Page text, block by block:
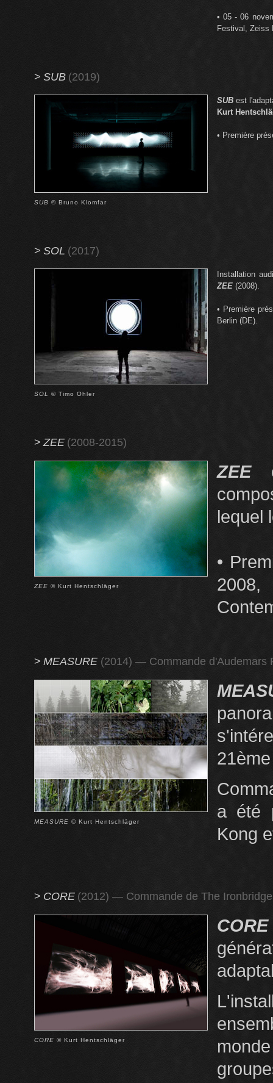
• 05 - 06
Festival, Zeiss
> SUB (2019)
SUB © Bruno Klomfar
SUBest
Kurt
• Première
> SOL (2017)
SOL © Timo Ohler
Installation
ZEE(2008).
• Première
Berlin (DE).
> ZEE (2008-2015)
ZEE © Kurt Hentschläger
ZEE
lequel
•
> MEASURE (2014) — Commande d'Audemars
MEASURE © Kurt Hentschläger
a été
Kong
> CORE (2012) — Commande de The
CORE © Kurt Hentschläger